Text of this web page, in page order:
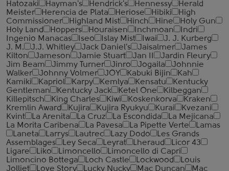
Hatozaki
Hayman's Hendrick's Hennessy
Herald
Meister
Herencia de Plata Heriose Hibiki
High
Commissioner
Highland Mist Hinch Hine
Holy Gun
Holy Land
Hoppers Houraisen Inchmoan
Indri
Ingenio Manacas
Iseo Islay Mist Iwai
J. J. Kurberg
J. M.
J.J. Whitley Jack Daniel's Jaisalmer
James
Kilton
Jameson Jamie Stuart Jan II
Jardin Fleury
Jim Beam
Jimmy Turner Jinro Jogaila
Johnnie
Walker
Johnny Volmer JOY Kabuki Bijin
Kah
Kamiki
Kapriol Karpy Kemlya Kensatu
Kentucky
Gentleman
Kentucky Jack Ketel One
Kilbeggan
Killepitsch
King Charles Kiwi Koskenkorva
Kraken
Kremlin Award
Kujira Kujira Ryukyu Kurai
Kvezani
Kvint
La Arenita La Cruz La Escondida
La Mejicana
La Morita Caribena
La Pavesa La Pipette Verte
Lamas
Laneta
Larrys Lautrec Lazy Dodo
Les Grands
Assemblages
Ley Seca Leyrat Lheraud
Licor 43
Ligare
Liko Limoncello
Limoncello di Capri
Limoncino Bottega
Loch Castle Lockwood
Louis
Jolliet
Love Story Lucky Nucky Mac Duncan
Mac